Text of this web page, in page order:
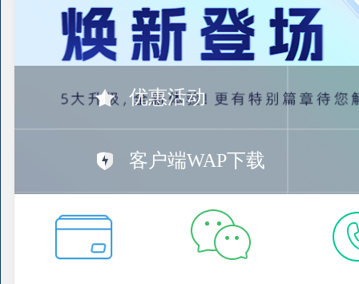
优惠活动
客户端WAP下载